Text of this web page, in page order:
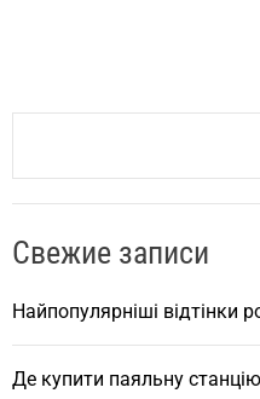
a
c
Свежие записи
Найпопулярніші відтінки
Де купити паяльну